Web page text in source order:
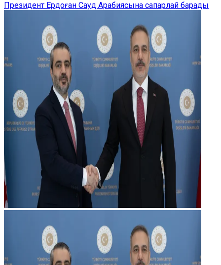
Президент Ердоған Сауд Арабиясына сапарлай барады